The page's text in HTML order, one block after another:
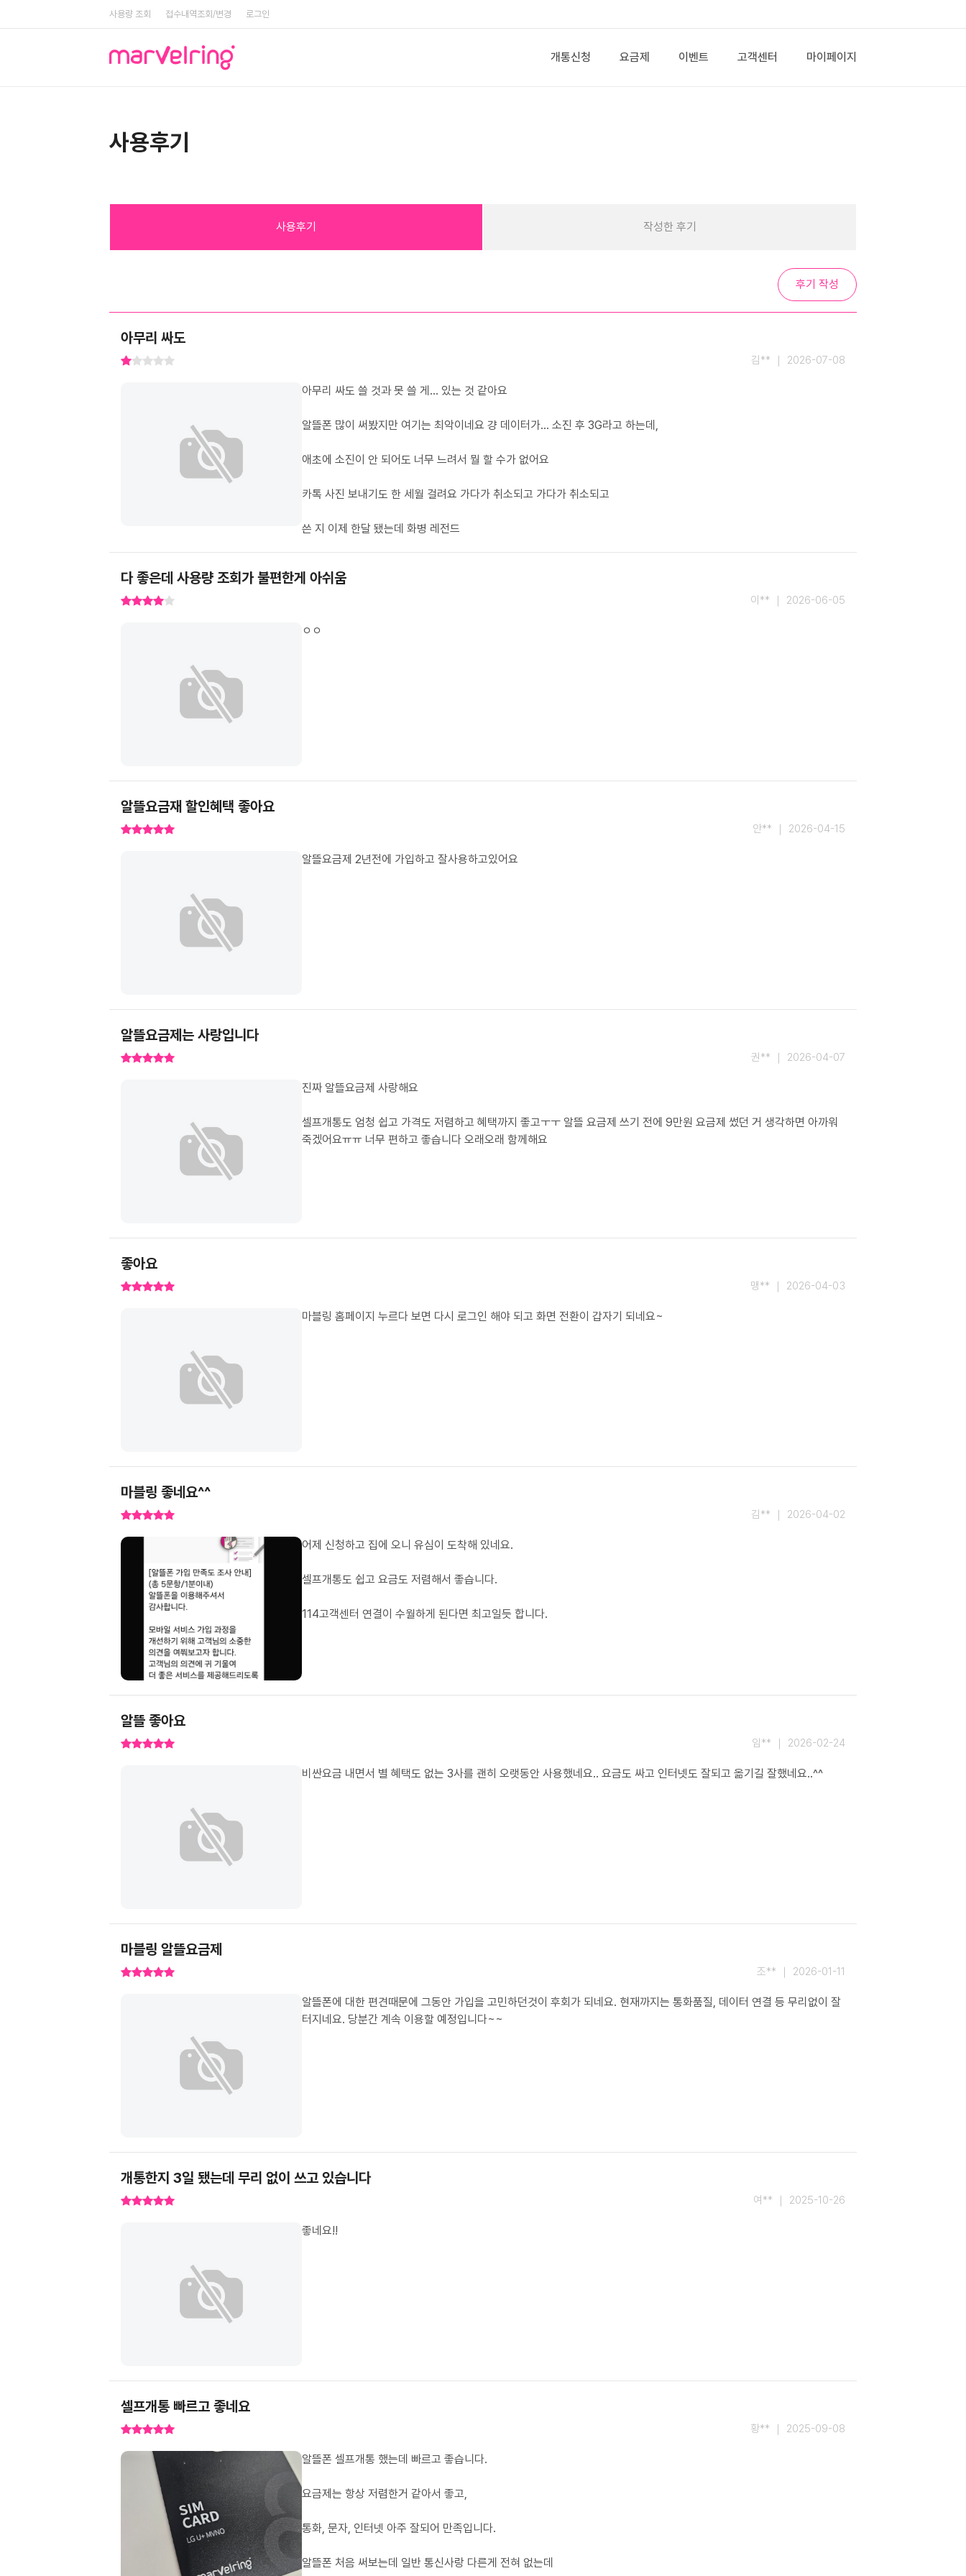
사용량 조회 접수내역조회/변경 로그인
개통신청 요금제 이벤트 고객센터 마이페이지
사용후기
사용후기 작성한 후기
후기 작성
아무리 싸도
김** ｜ 2026-07-08
쓴 지 이제 한달 됐는데 화병 레전드
다 좋은데 사용량 조회가 불편한게 아쉬움
이** ｜ 2026-06-05
ㅇㅇ
알뜰요금재 할인혜택 좋아요
안** ｜ 2026-04-15
알뜰요금제 2년전에 가입하고 잘사용하고있어요
알뜰요금제는 사랑입니다
권** ｜ 2026-04-07
셀프개통도 엄청 쉽고 가격도 저렴하고 혜택까지 좋고ㅜㅜ 알뜰 요금제 쓰기 전에 9만원 요금제 썼던 거 생각하면 아까워
죽겠어요ㅠㅠ 너무 편하고 좋습니다 오래오래 함께해요
좋아요
맹** ｜ 2026-04-03
마블링 홈페이지 누르다 보면 다시 로그인 해야 되고 화면 전환이 갑자기 되네요~
마블링 좋네요^^
김** ｜ 2026-04-02
114고객센터 연결이 수월하게 된다면 최고일듯 합니다.
알뜰 좋아요
임** ｜ 2026-02-24
비싼요금 내면서 별 혜택도 없는 3사를 괜히 오랫동안 사용했네요.. 요금도 싸고 인터넷도 잘되고 옮기길 잘했네요..^^
마블링 알뜰요금제
조** ｜ 2026-01-11
알뜰폰에 대한 편견때문에 그동안 가입을 고민하던것이 후회가 되네요. 현재까지는 통화품질, 데이터 연결 등 무리없이 잘
터지네요. 당분간 계속 이용할 예정입니다~~
개통한지 3일 됐는데 무리 없이 쓰고 있습니다
여** ｜ 2025-10-26
좋네요!!
셀프개통 빠르고 좋네요
황** ｜ 2025-09-08